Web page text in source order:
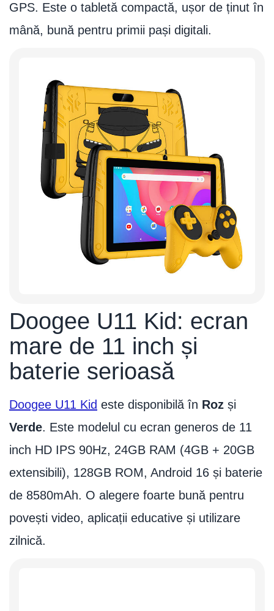
GPS. Este o tabletă compactă, ușor de ținut în
mână, bună pentru primii pași digitali.
Doogee U11 Kid: ecran
mare de 11 inch și
baterie serioasă
Doogee U11 Kid este disponibilă în Roz și
Verde. Este modelul cu ecran generos de 11
inch HD IPS 90Hz, 24GB RAM (4GB + 20GB
extensibili), 128GB ROM, Android 16 și baterie
de 8580mAh. O alegere foarte bună pentru
povești video, aplicații educative și utilizare
zilnică.